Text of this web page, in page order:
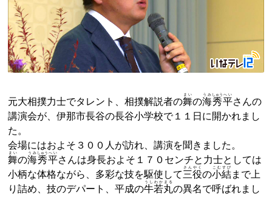
元大相撲力士でタレント、相撲解説者の舞
まい
の海
うみ
秀
しゅう
平
へい
さんの
講演会が、伊那市長谷の長谷小学校で１１日に開かれまし
た。
会場にはおよそ３００人が訪れ、講演を聞きました。
舞
まい
の海
うみ
秀
しゅう
平
へい
さんは身長およそ１７０センチと力士としては
小柄な体格ながら、多彩な技を駆使して三役
さんやく
の小結
こむすび
まで上
り詰め、技のデパート、平成の牛
うし
若
わか
丸
まる
の異名で呼ばれまし